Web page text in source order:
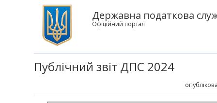
Державна податкова
Офіційний портал
Публічний звіт ДПС 2024